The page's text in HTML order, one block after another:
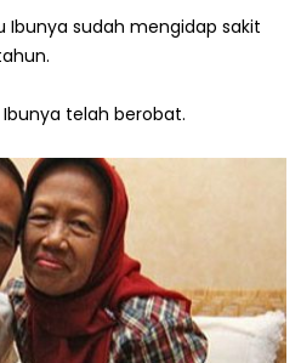
Ibunya sudah mengidap sakit
telah berobat.